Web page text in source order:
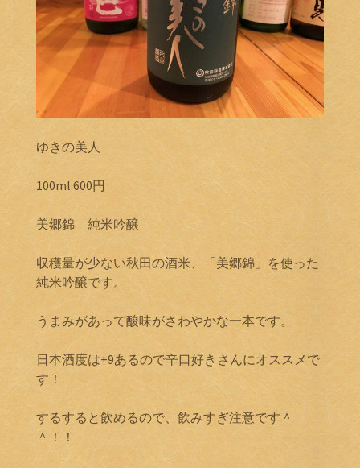
ゆきの美人
100ml 600円
美郷錦 純米吟醸
収穫量が少ない秋田の酒米、「美郷錦」を使った
純米吟醸です。
うまみがあって酸味がさわやかな一本です。
日本酒度は+9あるので辛口好きさんにオススメで
す！
するすると飲めるので、飲みすぎ注意です＾
＾！！